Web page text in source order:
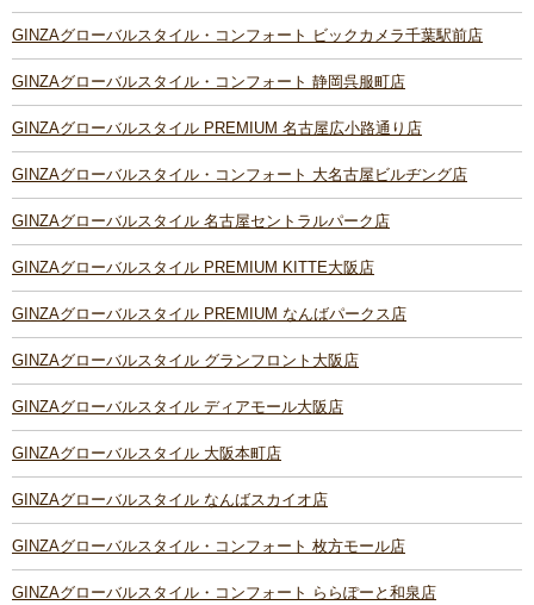
GINZAグローバルスタイル・コンフォート ビックカメラ千葉駅前店
GINZAグローバルスタイル・コンフォート 静岡呉服町店
GINZAグローバルスタイル PREMIUM 名古屋広小路通り店
GINZAグローバルスタイル・コンフォート 大名古屋ビルヂング店
GINZAグローバルスタイル 名古屋セントラルパーク店
GINZAグローバルスタイル PREMIUM KITTE大阪店
GINZAグローバルスタイル PREMIUM なんばパークス店
GINZAグローバルスタイル グランフロント大阪店
GINZAグローバルスタイル ディアモール大阪店
GINZAグローバルスタイル 大阪本町店
GINZAグローバルスタイル なんばスカイオ店
GINZAグローバルスタイル・コンフォート 枚方モール店
GINZAグローバルスタイル・コンフォート ららぽーと和泉店